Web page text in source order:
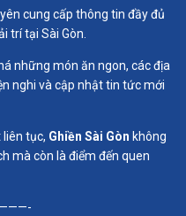
cung cấp thông tin đầy đủ
trí tại Sài Gòn.
những món ăn ngon, các địa
nghi và cập nhật tin tức mới
tục, Ghiền Sài Gòn không
mà còn là điểm đến quen